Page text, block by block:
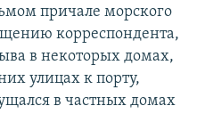
причале морского
корреспондента,
в некоторых домах,
улицах к порту,
в частных домах